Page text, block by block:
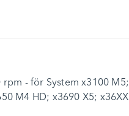
rpm - för System x3100 M5;
M4 HD; x3690 X5; x36XX